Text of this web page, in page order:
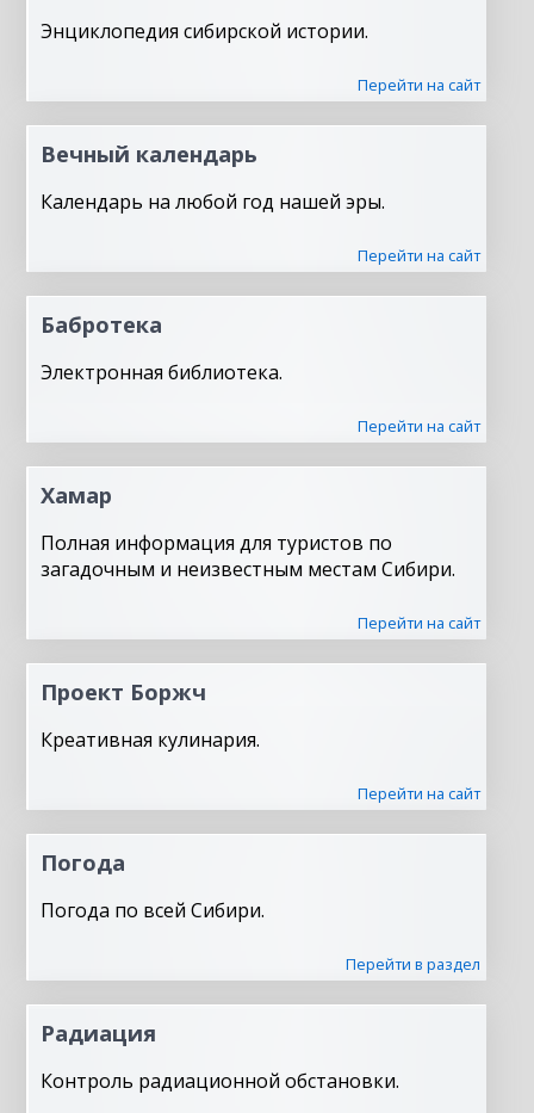
Энциклопедия сибирской истории.
Перейти на сайт
Вечный календарь
Календарь на любой год нашей эры.
Перейти на сайт
Бабротека
Электронная библиотека.
Перейти на сайт
Хамар
Полная информация для туристов по
загадочным и неизвестным местам Сибири.
Перейти на сайт
Проект Боржч
Креативная кулинария.
Перейти на сайт
Погода
Погода по всей Сибири.
Перейти в раздел
Радиация
Контроль радиационной обстановки.